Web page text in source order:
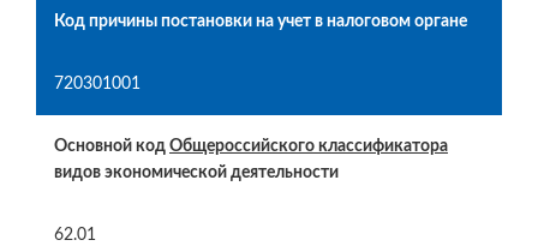
Код причины постановки на учет в налоговом органе
720301001
Основной код Общероссийского классификатора
видов экономической деятельности
62.01